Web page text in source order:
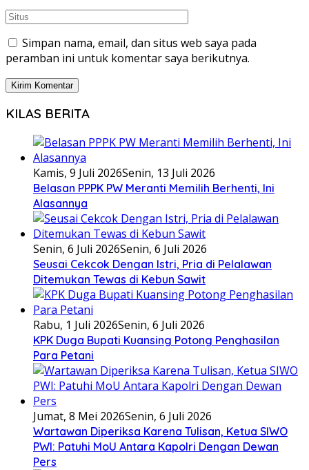
Simpan nama, email, dan situs web saya pada
peramban ini untuk komentar saya berikutnya.
KILAS BERITA
Kamis, 9 Juli 2026Senin, 13 Juli 2026
Belasan PPPK PW Meranti Memilih Berhenti, Ini
Alasannya
Senin, 6 Juli 2026Senin, 6 Juli 2026
Seusai Cekcok Dengan Istri, Pria di Pelalawan
Ditemukan Tewas di Kebun Sawit
Rabu, 1 Juli 2026Senin, 6 Juli 2026
KPK Duga Bupati Kuansing Potong Penghasilan
Para Petani
Jumat, 8 Mei 2026Senin, 6 Juli 2026
Wartawan Diperiksa Karena Tulisan, Ketua SIWO
PWI: Patuhi MoU Antara Kapolri Dengan Dewan
Pers